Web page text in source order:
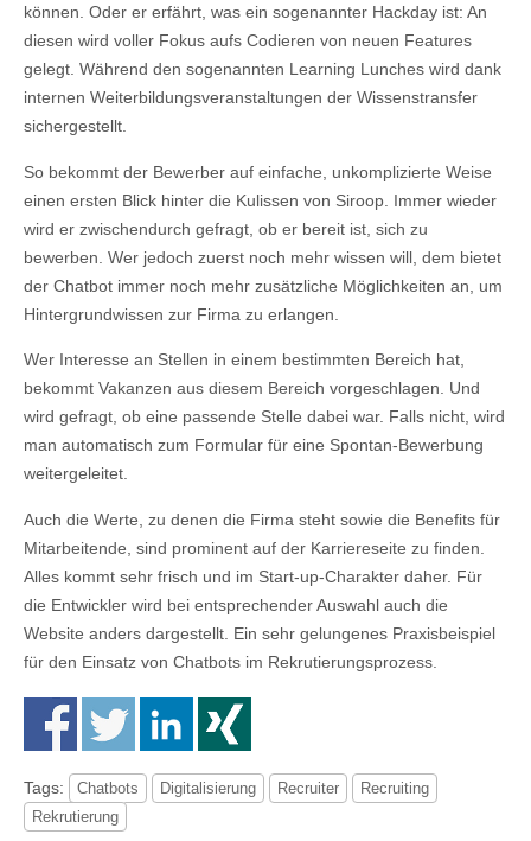
können. Oder er erfährt, was ein sogenannter Hackday ist: An
diesen wird voller Fokus aufs Codieren von neuen Features
gelegt. Während den sogenannten Learning Lunches wird dank
internen Weiterbildungsveranstaltungen der Wissenstransfer
sichergestellt.
So bekommt der Bewerber auf einfache, unkomplizierte Weise
einen ersten Blick hinter die Kulissen von Siroop. Immer wieder
wird er zwischendurch gefragt, ob er bereit ist, sich zu
bewerben. Wer jedoch zuerst noch mehr wissen will, dem bietet
der Chatbot immer noch mehr zusätzliche Möglichkeiten an, um
Hintergrundwissen zur Firma zu erlangen.
Wer Interesse an Stellen in einem bestimmten Bereich hat,
bekommt Vakanzen aus diesem Bereich vorgeschlagen. Und
wird gefragt, ob eine passende Stelle dabei war. Falls nicht, wird
man automatisch zum Formular für eine Spontan-Bewerbung
weitergeleitet.
Auch die Werte, zu denen die Firma steht sowie die Benefits für
Mitarbeitende, sind prominent auf der Karriereseite zu finden.
Alles kommt sehr frisch und im Start-up-Charakter daher. Für
die Entwickler wird bei entsprechender Auswahl auch die
Website anders dargestellt. Ein sehr gelungenes Praxisbeispiel
für den Einsatz von Chatbots im Rekrutierungsprozess.
Tags: Chatbots Digitalisierung Recruiter
Recruiting
Rekrutierung